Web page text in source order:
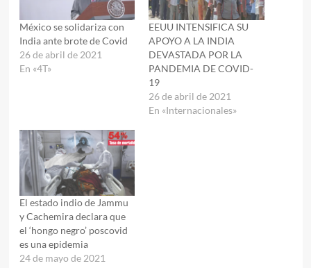
México se solidariza con
India ante brote de Covid
26 de abril de 2021
En «4T»
EEUU INTENSIFICA SU
APOYO A LA INDIA
DEVASTADA POR LA
PANDEMIA DE COVID-
19
26 de abril de 2021
En «Internacionales»
El estado indio de Jammu
y Cachemira declara que
el ‘hongo negro’ poscovid
es una epidemia
24 de mayo de 2021